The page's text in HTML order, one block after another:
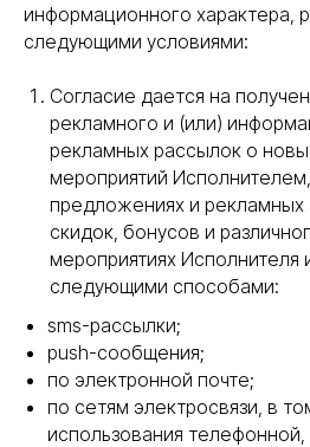
информационного характера,
следующими условиями:
Согласие дается на
рекламного и (или)
рекламных рассылок о
мероприятий
предложениях и рекламных
скидок, бонусов и
мероприятиях Исполнителя
следующими способами:
sms-рассылки;
push-сообщения;
по электронной почте;
по сетям электросвязи, в
использования